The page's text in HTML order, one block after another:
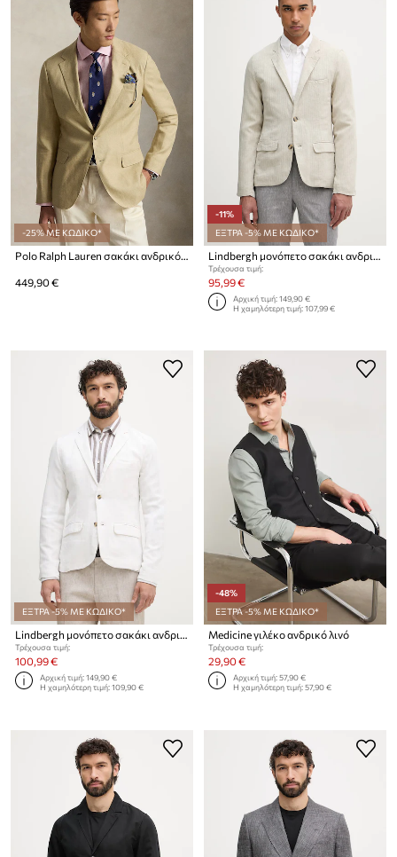
-25% ΜΕ ΚΩΔΙΚΟ*
Polo Ralph Lauren σακάκι ανδρικό με λινό
449,90 €
-11%
ΕΞΤΡΑ -5% ΜΕ ΚΩΔΙΚΟ*
Lindbergh μονόπετο σακάκι ανδρικό με λινό
Τρέχουσα τιμή:
95,99 €
Αρχική τιμή:149,90 €
Η χαμηλότερη τιμή:107,99 €
ΕΞΤΡΑ -5% ΜΕ ΚΩΔΙΚΟ*
Lindbergh μονόπετο σακάκι ανδρικό με λινό
Τρέχουσα τιμή:
100,99 €
Αρχική τιμή:149,90 €
Η χαμηλότερη τιμή:109,90 €
-48%
ΕΞΤΡΑ -5% ΜΕ ΚΩΔΙΚΟ*
Medicine γιλέκο ανδρικό λινό
Τρέχουσα τιμή:
29,90 €
Αρχική τιμή:57,90 €
Η χαμηλότερη τιμή:57,90 €